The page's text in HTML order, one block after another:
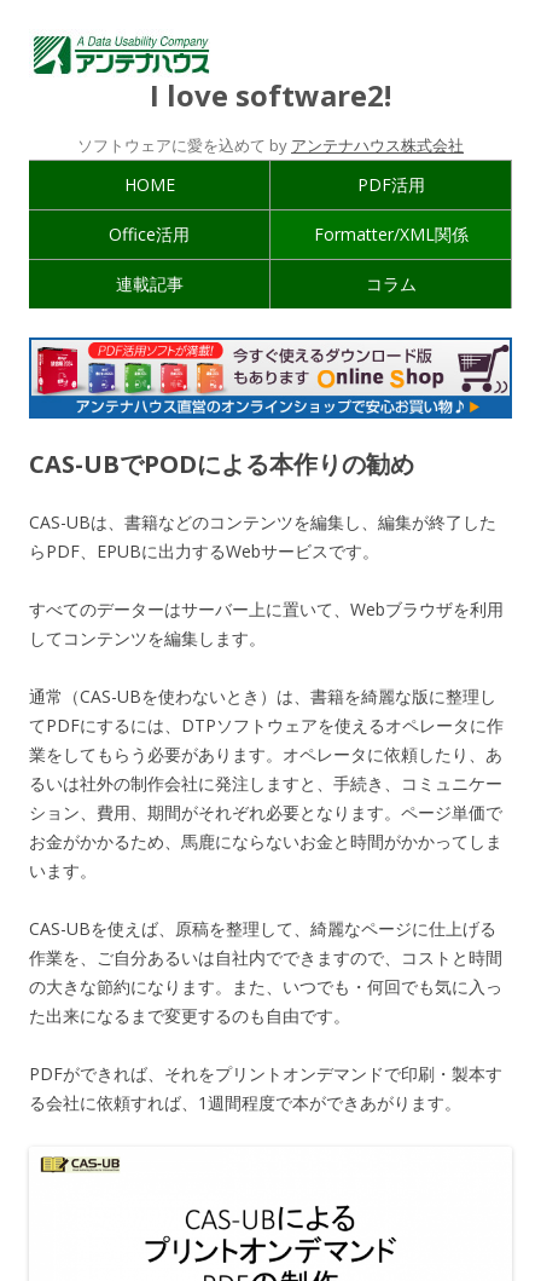
I love software2!
ソフトウェアに愛を込めて by アンテナハウス株式会社
HOME PDF活用
Office活用 Formatter/XML関係
連載記事 コラム
CAS-UBでPODによる本作りの勧め
CAS-UBは、書籍などのコンテンツを編集し、編集が終了した
らPDF、EPUBに出力するWebサービスです。
すべてのデーターはサーバー上に置いて、Webブラウザを利用
してコンテンツを編集します。
通常（CAS-UBを使わないとき）は、書籍を綺麗な版に整理し
てPDFにするには、DTPソフトウェアを使えるオペレータに作
業をしてもらう必要があります。オペレータに依頼したり、あ
るいは社外の制作会社に発注しますと、手続き、コミュニケー
ション、費用、期間がそれぞれ必要となります。ページ単価で
お金がかかるため、馬鹿にならないお金と時間がかかってしま
います。
CAS-UBを使えば、原稿を整理して、綺麗なページに仕上げる
作業を、ご自分あるいは自社内でできますので、コストと時間
の大きな節約になります。また、いつでも・何回でも気に入っ
た出来になるまで変更するのも自由です。
PDFができれば、それをプリントオンデマンドで印刷・製本す
る会社に依頼すれば、1週間程度で本ができあがります。